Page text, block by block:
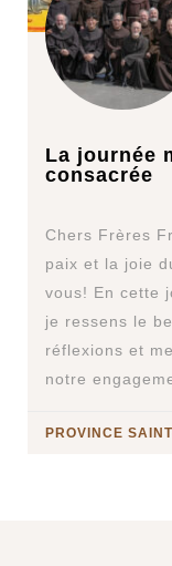
La journée
consacrée
Chers Frères
paix et la joie
vous! En cette
je ressens le
réflexions et
notre
PROVINCE